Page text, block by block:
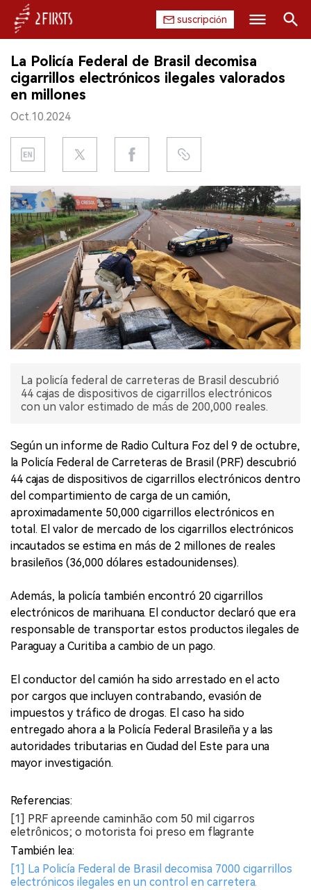
suscripción
INICIO
EMPRESA
PRODUCTO
REGULACIÓN
CHINA
DATOS
EXPOSICIÓN
ENTREVISTA
La Policía Federal de Brasil decomisa
cigarrillos electrónicos ilegales valorados
en millones
Oct.10.2024
La policía federal de carreteras de Brasil descubrió
44 cajas de dispositivos de cigarrillos electrónicos
con un valor estimado de más de 200,000 reales.
Según un informe de Radio Cultura Foz del 9 de octubre,
la Policía Federal de Carreteras de Brasil (PRF) descubrió
44 cajas de dispositivos de cigarrillos electrónicos dentro
del compartimiento de carga de un camión,
aproximadamente 50,000 cigarrillos electrónicos en
total. El valor de mercado de los cigarrillos electrónicos
incautados se estima en más de 2 millones de reales
brasileños (36,000 dólares estadounidenses).
Además, la policía también encontró 20 cigarrillos
electrónicos de marihuana. El conductor declaró que era
responsable de transportar estos productos ilegales de
Paraguay a Curitiba a cambio de un pago.
El conductor del camión ha sido arrestado en el acto
por cargos que incluyen contrabando, evasión de
impuestos y tráfico de drogas. El caso ha sido
entregado ahora a la Policía Federal Brasileña y a las
autoridades tributarias en Ciudad del Este para una
mayor investigación.
Referencias:
[1] PRF apreende caminhão com 50 mil cigarros
eletrônicos; o motorista foi preso em flagrante
También lea:
[1] La Policía Federal de Brasil decomisa 7000 cigarrillos
electrónicos ilegales en un control en carretera.